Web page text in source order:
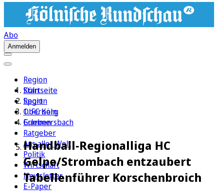
Abo
Anmelden
Region
Köln
Sport
1. FC Köln
Erleben
Ratgeber
Aus aller Welt
Politik
Wirtschaft
Newsletter
E-Paper
Startseite
Region
Oberberg
Gummersbach
Handball-Regionalliga HC
Gelpe/Strombach entzaubert
Tabellenführer Korschenbroich